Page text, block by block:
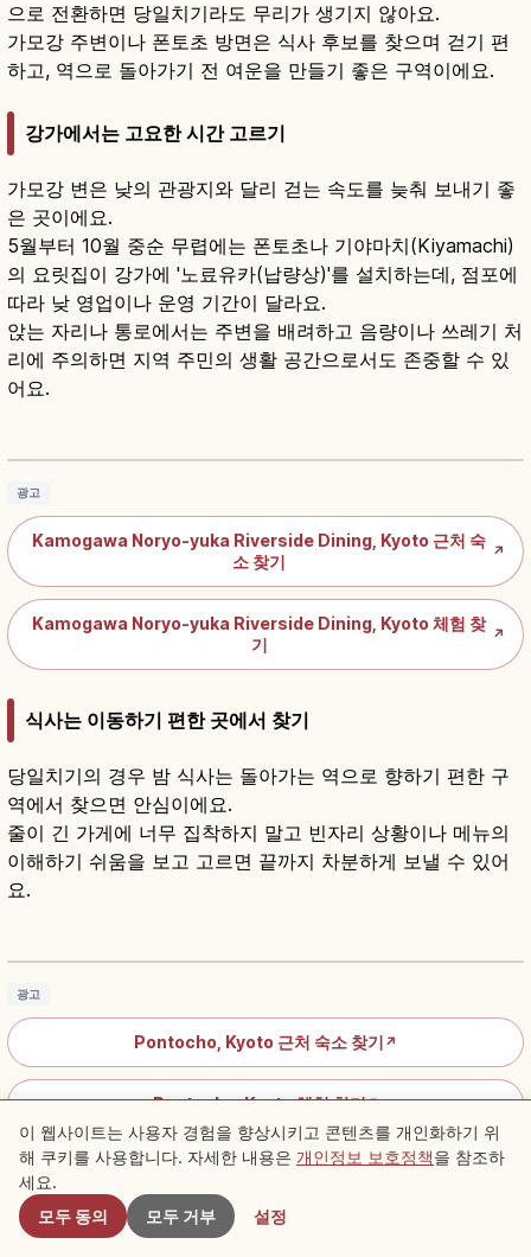
으로 전환하면 당일치기라도 무리가 생기지 않아요.
가모강 주변이나 폰토초 방면은 식사 후보를 찾으며 걷기 편
하고, 역으로 돌아가기 전 여운을 만들기 좋은 구역이에요.
강가에서는 고요한 시간 고르기
가모강 변은 낮의 관광지와 달리 걷는 속도를 늦춰 보내기 좋
은 곳이에요.
5월부터 10월 중순 무렵에는 폰토초나 기야마치(Kiyamachi)
의 요릿집이 강가에 '노료유카(납량상)'를 설치하는데, 점포에
따라 낮 영업이나 운영 기간이 달라요.
앉는 자리나 통로에서는 주변을 배려하고 음량이나 쓰레기 처
리에 주의하면 지역 주민의 생활 공간으로서도 존중할 수 있
어요.
가모가와 노료유카란?｜교토 폰토초 강변 여름
광고
Kamogawa Noryo-yuka Riverside Dining, Kyoto 근처 숙
소 찾기
↗
Kamogawa Noryo-yuka Riverside Dining, Kyoto 체험 찾
기
↗
식사는 이동하기 편한 곳에서 찾기
당일치기의 경우 밤 식사는 돌아가는 역으로 향하기 편한 구
역에서 찾으면 안심이에요.
줄이 긴 가게에 너무 집착하지 말고 빈자리 상황이나 메뉴의
이해하기 쉬움을 보고 고르면 끝까지 차분하게 보낼 수 있어
요.
광고
Pontocho, Kyoto 근처 숙소 찾기 ↗
Pontocho, Kyoto 체험 찾기↗
정리｜교토 당일치기는 이동을 좁히면
걷기 편해요
근처 스팟
이 웹사이트는 사용자 경험을 향상시키고 콘텐츠를 개인화하기 위
해 쿠키를 사용합니다. 자세한 내용은 개인정보 보호정책을 참조하
세요.
모두 동의
모두 거부 설정